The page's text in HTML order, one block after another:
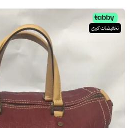
تخفيضات كبرى